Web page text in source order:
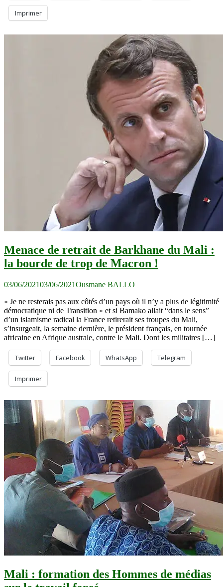
Imprimer
Menace de retrait de Barkhane du Mali :
la bourde de trop de Macron !
03/06/202103/06/2021Ousmane BALLO
« Je ne resterais pas aux côtés d’un pays où il n’y a plus de légitimité
démocratique ni de Transition » et si Bamako allait “dans le sens”
d’un islamisme radical la France retirerait ses troupes du Mali,
s’insurgeait, la semaine dernière, le président français, en tournée
africaine en Afrique australe, contre le Mali. Dont les militaires […]
Twitter Facebook WhatsApp Telegram
Imprimer
Mali : formation des Hommes de médias